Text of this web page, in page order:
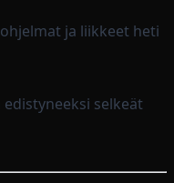
ja liikkeet heti
selkeät